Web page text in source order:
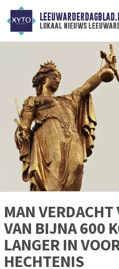
lokaal nieuws
MAN VERDACHT
VAN BIJNA 600
LANGER IN
HECHTENIS